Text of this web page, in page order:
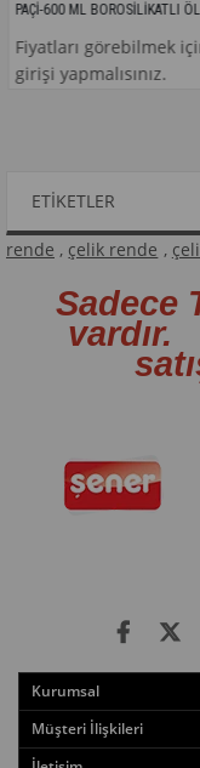
600 ML BOROSİLİKATLI ÖLÇÜ
görebilmek için
yapmalısınız.
ETIKETLER
rende , çelik rende ,
Sadece
Kurumsal
Müşteri İlişkileri